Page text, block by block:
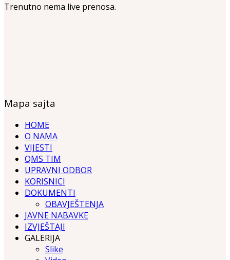
Trenutno nema live prenosa.
Mapa sajta
HOME
O NAMA
VIJESTI
QMS TIM
UPRAVNI ODBOR
KORISNICI
DOKUMENTI
OBAVJEŠTENJA
JAVNE NABAVKE
IZVJEŠTAJI
GALERIJA
Slike